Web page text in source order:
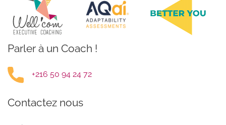
Parler à un Coach !
+216 50 94 24 72
Contactez nous